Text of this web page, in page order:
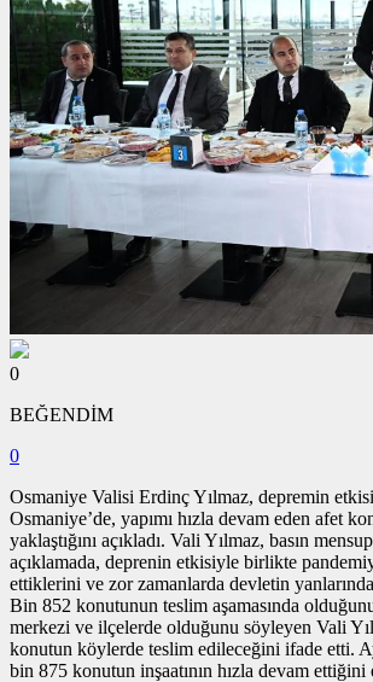
0
BEĞENDİM
0
Osmaniye Valisi Erdinç Yılmaz, depremin
Osmaniye’de, yapımı hızla devam eden afet
yaklaştığını açıkladı. Vali Yılmaz, basın
açıklamada, deprenin etkisiyle birlikte
ettiklerini ve zor zamanlarda devletin
Bin 852 konutunun teslim aşamasında
merkezi ve ilçelerde olduğunu söyleyen Vali
konutun köylerde teslim edileceğini ifade etti.
bin 875 konutun inşaatının hızla devam ettiğini